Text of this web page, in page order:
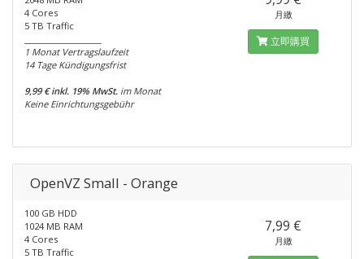
4 Cores
5 TB Traffic
1 Monat Vertragslaufzeit
14 Tage Kündigungsfrist
9,99 € inkl. 19% MwSt. im Monat
Keine Einrichtungsgebühr
月繳
立即購買
OpenVZ Small - Orange
100 GB HDD
1024 MB RAM
4 Cores
5 TB Traffic
7,99 €
月繳